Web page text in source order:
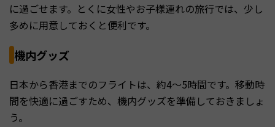
に過ごせます。とくに女性やお子様連れの旅行では、少し
多めに用意しておくと便利です。
機内グッズ
日本から香港までのフライトは、約4〜5時間です。移動時
間を快適に過ごすため、機内グッズを準備しておきましょ
う。